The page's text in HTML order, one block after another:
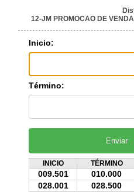
12-JM PROMOCAO DE
Inicio:
Término:
INICIO TÉRMINO
009.501
010.000
028.001
028.500